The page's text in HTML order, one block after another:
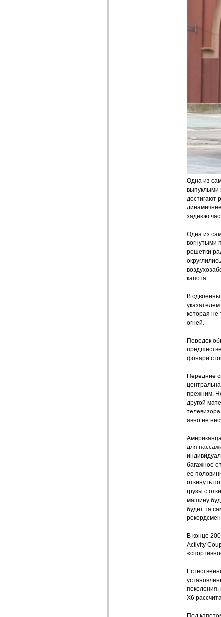
Одна из
выпуклыми
достигают
заднюю
Одна из
вогнутыми
решетки
капота.
В
которая не
огней.
Передок
фонари
Передние
прежним.
другой
явно не
для
багажное
ее
откинуть
грузы с
машину
будет та
В конце
Activity
поколения,
Х6
Под